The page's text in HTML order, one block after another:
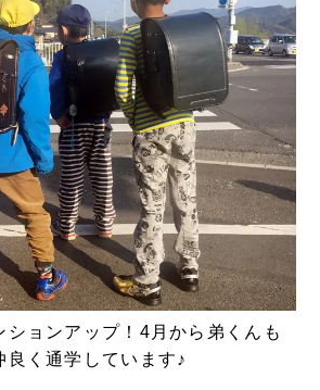
ションアップ！4月から弟くんも
良く通学しています♪